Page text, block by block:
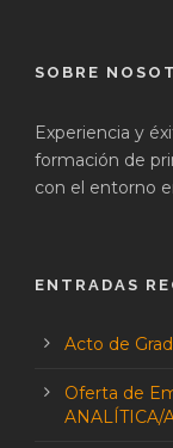
SOBRE
Experiencia y
formación de
con el entorno
ENTRADAS
Acto de
Oferta de
ANALÍTICA/